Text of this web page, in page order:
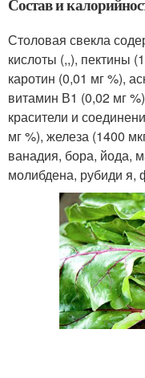
Состав и
Столовая свекла
кислоты (,,), пектины
каротин (0,01 мг %),
витамин В1 (0,02 мг
красители и
мг %), железа (1400
ванадия, бора, йода,
молибдена, рубиди я,